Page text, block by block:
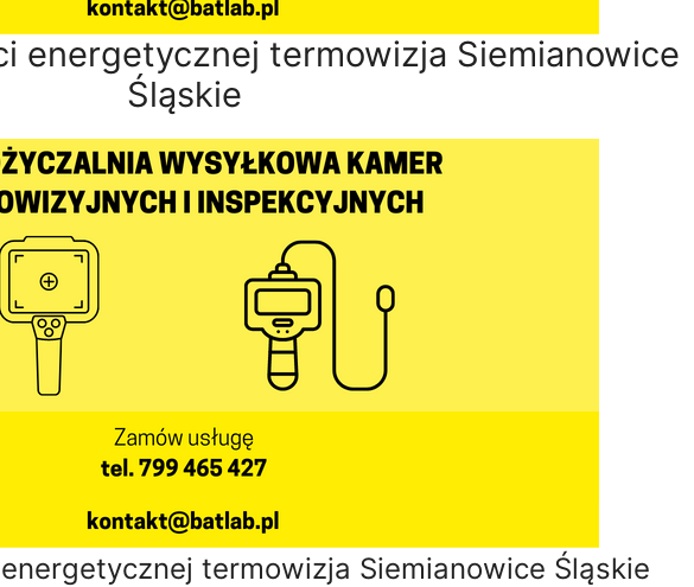
energetycznej termowizja Siemianowice
Śląskie
termowizja Siemianowice Śląskie